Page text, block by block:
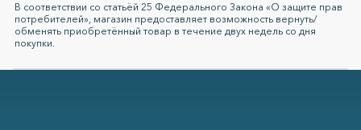
В соответствии со статьёй 25 Федерального Закона «О защите прав
потребителей», магазин предоставляет возможность вернуть/
обменять приобретённый товар в течение двух недель со дня
покупки.